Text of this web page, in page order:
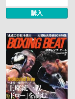
購入